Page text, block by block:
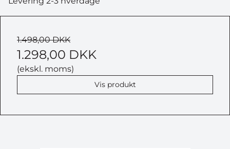
1.498,00 DKK
1.298,00 DKK
(ekskl. moms)
Vis produkt